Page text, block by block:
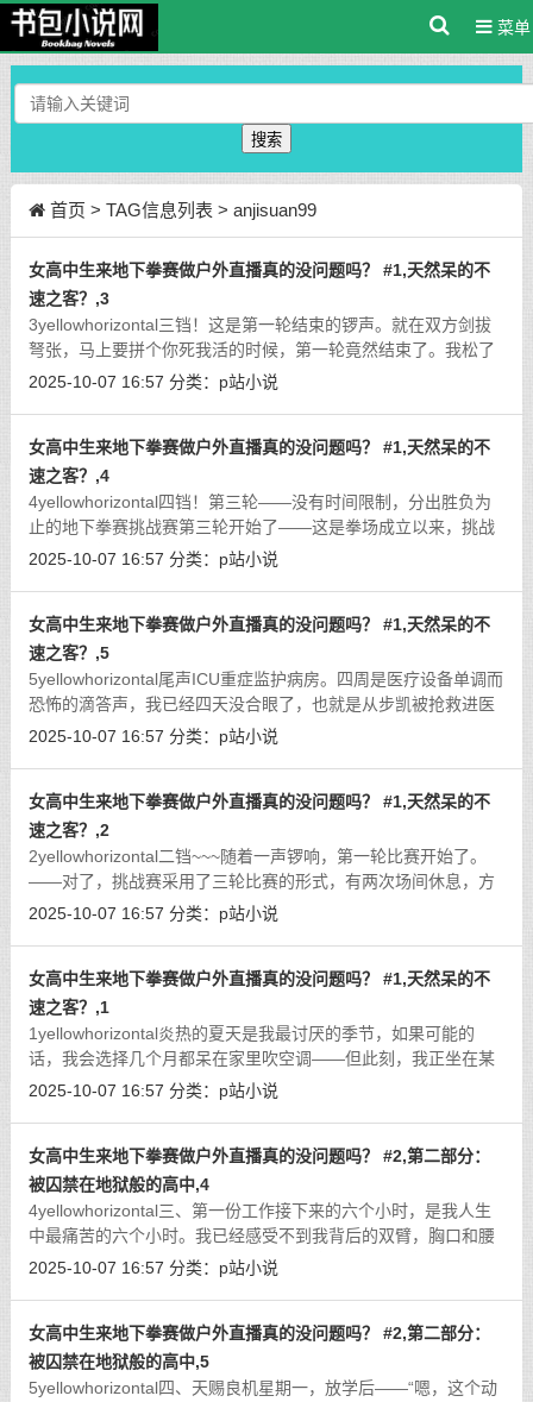
菜单
搜索
首页 > TAG信息列表 > anjisuan99
女高中生来地下拳赛做户外直播真的没问题吗？ #1,天然呆的不
速之客？,3
3yellowhorizontal三铛！这是第一轮结束的锣声。就在双方剑拔
弩张，马上要拼个你死我活的时候，第一轮竟然结束了。我松了
一口气，赶忙上去劝劝阿凯，叫他不要把事情搞大。还算顺利，
2025-10-07 16:57 分类： p站小说
女高中生来地下拳赛做户外直播真的没问题吗？ #1,天然呆的不
速之客？,4
4yellowhorizontal四铛！第三轮——没有时间限制，分出胜负为
止的地下拳赛挑战赛第三轮开始了——这是拳场成立以来，挑战
赛第一次打到第三轮，今天绝对是历史性的一天。阿凯经过长达
2025-10-07 16:57 分类： p站小说
女高中生来地下拳赛做户外直播真的没问题吗？ #1,天然呆的不
速之客？,5
5yellowhorizontal尾声ICU重症监护病房。四周是医疗设备单调而
恐怖的滴答声，我已经四天没合眼了，也就是从步凯被抢救进医
院算起。步凯的全身都受了伤，医生都很诧异是什么样的事故可
2025-10-07 16:57 分类： p站小说
女高中生来地下拳赛做户外直播真的没问题吗？ #1,天然呆的不
速之客？,2
2yellowhorizontal二铛~~~随着一声锣响，第一轮比赛开始了。
——对了，挑战赛采用了三轮比赛的形式，有两次场间休息，方
便选手调整战术、恢复体力；另一个作用就是方便挑战者冷静心
2025-10-07 16:57 分类： p站小说
女高中生来地下拳赛做户外直播真的没问题吗？ #1,天然呆的不
速之客？,1
1yellowhorizontal炎热的夏天是我最讨厌的季节，如果可能的
话，我会选择几个月都呆在家里吹空调——但此刻，我正坐在某
地下拳击场的观众席里：原因是我的弟弟此刻正在擂台上比赛，
2025-10-07 16:57 分类： p站小说
女高中生来地下拳赛做户外直播真的没问题吗？ #2,第二部分：
被囚禁在地狱般的高中,4
4yellowhorizontal三、第一份工作接下来的六个小时，是我人生
中最痛苦的六个小时。我已经感受不到我背后的双臂，胸口和腰
部的肌肉无时无刻不传来撕裂一般的疼痛，我甚至觉得甚上的铁
2025-10-07 16:57 分类： p站小说
女高中生来地下拳赛做户外直播真的没问题吗？ #2,第二部分：
被囚禁在地狱般的高中,5
5yellowhorizontal四、天赐良机星期一，放学后——“嗯，这个动